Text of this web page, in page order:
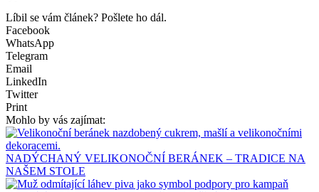
Líbil se vám článek? Pošlete ho dál.
Facebook
WhatsApp
Telegram
Email
LinkedIn
Twitter
Print
Mohlo by vás zajímat:
NADÝCHANÝ VELIKONOČNÍ BERÁNEK – TRADICE NA
NAŠEM STOLE